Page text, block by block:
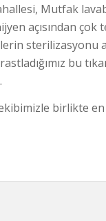
Mutfak
açısından
sterilizasyonu
bu
birlikte